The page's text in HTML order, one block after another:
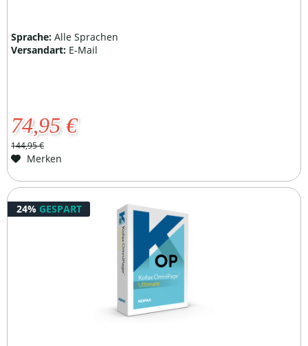
Sprache:Alle Sprachen
Versandart: E-Mail
74,95 €
144,95 €
Merken
24% GESPART